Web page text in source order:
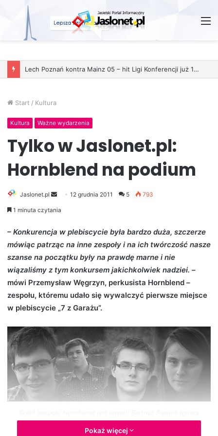
Lech Poznań kontra Mainz 05 – hit Ligi Konferencji już 11 grudnia
Start / Kultura
Kultura Ważne wydarzenia
Tylko w Jaslonet.pl:
Hornblend na podium
Jaslonet.pl
e
d
a
m
a
i
l
12 grudnia 2011 5 793
1 minuta czytania
– Konkurencja w plebiscycie była bardzo duża, szczerze
mówiąc patrząc na inne zespoły i na ich twórczość nasze
szanse na początku były na prawdę marne i nie
wiązaliśmy z tym konkursem jakichkolwiek nadziei. –
mówi Przemysław Węgrzyn, perkusista Hornblend –
zespołu, któremu udało się wywalczyć pierwsze miejsce
w plebiscycie „7 z Garażu”.
prowadząca), Michał Szudy (gitara basowa), Przemysław Węgrzyn
(perkusja) i Zuzanna Świątek (wokal).
Pokaż więcej